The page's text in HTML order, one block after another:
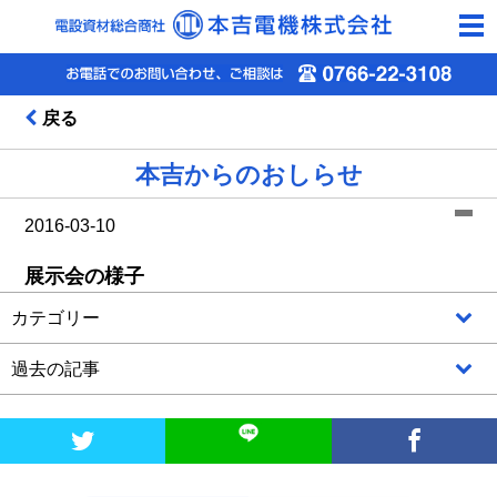
戻る
本吉からのおしらせ
2016-03-10
展示会の様子
カテゴリー
過去の記事
 